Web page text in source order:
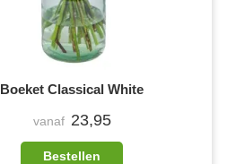
Boeket Classical White
vanaf 23,95
Bestellen